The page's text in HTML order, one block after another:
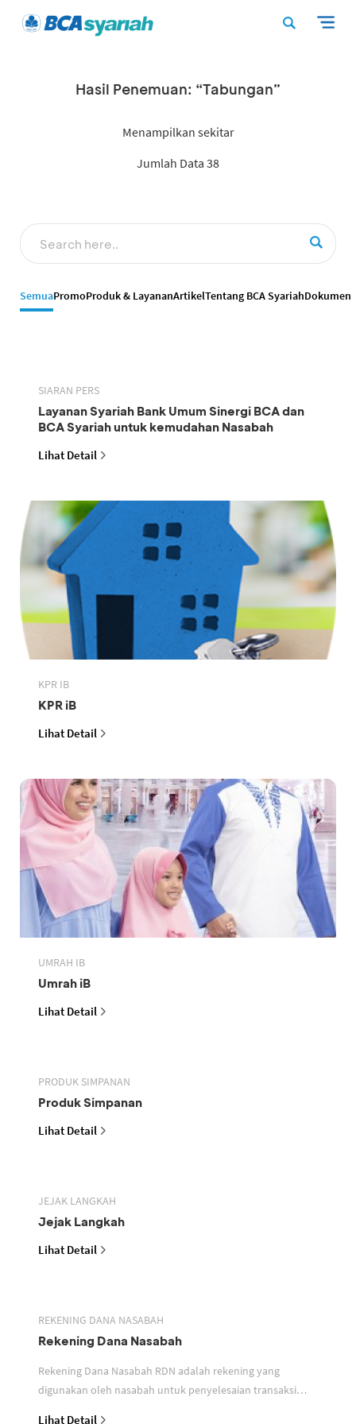
Hasil Penemuan: “Tabungan”
Menampilkan sekitar
Jumlah Data 38
SemuaPromoProduk & LayananArtikelTentang BCA SyariahDokumen
SIARAN PERS
Layanan Syariah Bank Umum Sinergi BCA dan
BCA Syariah untuk kemudahan Nasabah
Lihat Detail
KPR IB
KPR iB
Lihat Detail
UMRAH IB
Umrah iB
Lihat Detail
PRODUK SIMPANAN
Produk Simpanan
Lihat Detail
JEJAK LANGKAH
Jejak Langkah
Lihat Detail
REKENING DANA NASABAH
Rekening Dana Nasabah
Rekening Dana Nasabah RDN adalah rekening yang
digunakan oleh nasabah untuk penyelesaian transaksi
Lihat Detail